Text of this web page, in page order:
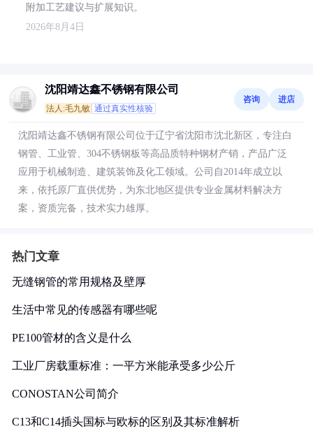
附加工艺建议与扩展知识。
2026年8月4日
沈阳靖达鑫不锈钢有限公司
法人:毛九敏 通过真实性核验
咨询 进店
沈阳靖达鑫不锈钢有限公司位于辽宁省沈阳市沈北新区，专注白
钢管、工业管、304不锈钢板等高品质特种钢材产销，产品广泛
应用于机械制造、建筑装饰及化工领域。公司自2014年成立以
来，依托原厂直供优势，为东北地区提供专业金属材料解决方
案，资质完备，技术实力雄厚。
热门文章
无缝钢管的常用规格及壁厚
生活中常见的传感器有哪些呢
PE100管材的含义是什么
工业厂房载重标准：一平方米能承受多少公斤
CONOSTAN公司简介
C13和C14插头国标与欧标的区别及其标准解析